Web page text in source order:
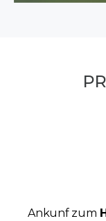
Ankunf zum